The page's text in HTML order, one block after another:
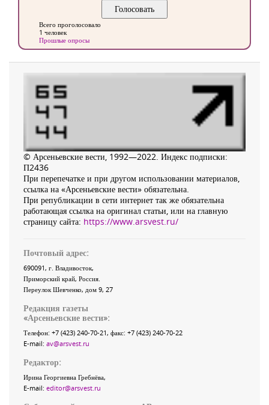
Всего проголосовало
1 человек
Прошлые опросы
© Арсеньевские вести, 1992—2022. Индекс подписки:
П2436
При перепечатке и при другом использовании материалов,
ссылка на «Арсеньевские вести» обязательна.
При републикации в сети интернет так же обязательна
работающая ссылка на оригинал статьи, или на главную
страницу сайта: https://www.arsvest.ru/
Почтовый адрес:
690091, г. Владивосток,
Приморский край, Россия
Переулок Шевченко, дом 9, 27
Редакция газеты
«Арсеньевские вести»:
Телефон: +7 (423) 240-70-21, факс: +7 (423) 240-70-22
E-mail: av@arsvest.ru
Редактор:
Ирина Георгиевна Гребнёва,
E-mail: editor@arsvest.ru